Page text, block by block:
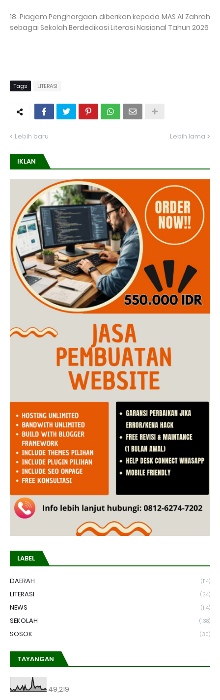
18. Piagam Penghargaan diberikan kepada MAS Al Zahrah
sebagai Sekolah Berdedikasi Literasi Nasional Tahun 2026
Tags LITERASI
Lebih baru Lebih lama
IKLAN
LABEL
DAERAH (114)
LITERASI (34)
NEWS (114)
SEKOLAH (138)
SOSOK (30)
TAYANGAN
49,219